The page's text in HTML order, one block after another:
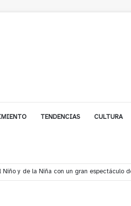
TENDENCIAS CULTURA
y de la Niña con un gran espectáculo